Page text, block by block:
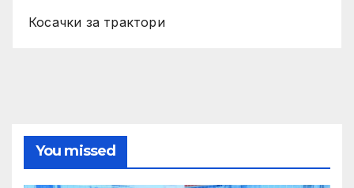
Косачки за трактори
You missed